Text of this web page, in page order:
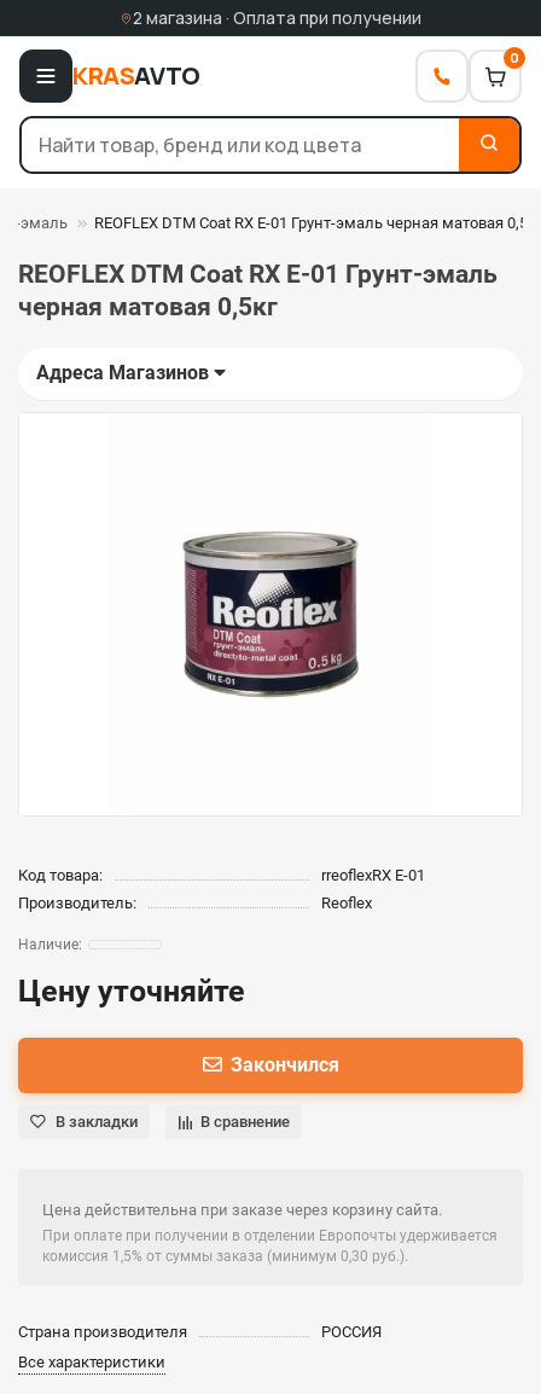
2 магазина · Оплата при получении
KRASAVTO
0
эмаль REOFLEX DTM Сoat RX E-01 Грунт-эмаль черная матовая 0,5кг
REOFLEX DTM Сoat RX E-01 Грунт-эмаль
черная матовая 0,5кг
Адреса Магазинов
Код товара:
rreoflexRX E-01
Производитель:
Reoflex
Цену уточняйте
Закончился
В закладки В сравнение
Цена действительна при заказе через корзину сайта.
При оплате при получении в отделении Европочты удерживается
комиссия 1,5% от суммы заказа (минимум 0,30 руб.).
Страна производителя
РОССИЯ
Все характеристики